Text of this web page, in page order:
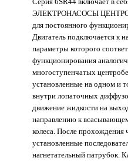
ЭЛЕКТРОНАСОСЫ
для постоянного
Двигатель подключается к
параметры которого
функционирования
многоступенчатых
установленные на одном и
внутри лопаточных
движение жидкости на
направлению к
колеса. После прохождения
установленные
нагнетательный патрубок.